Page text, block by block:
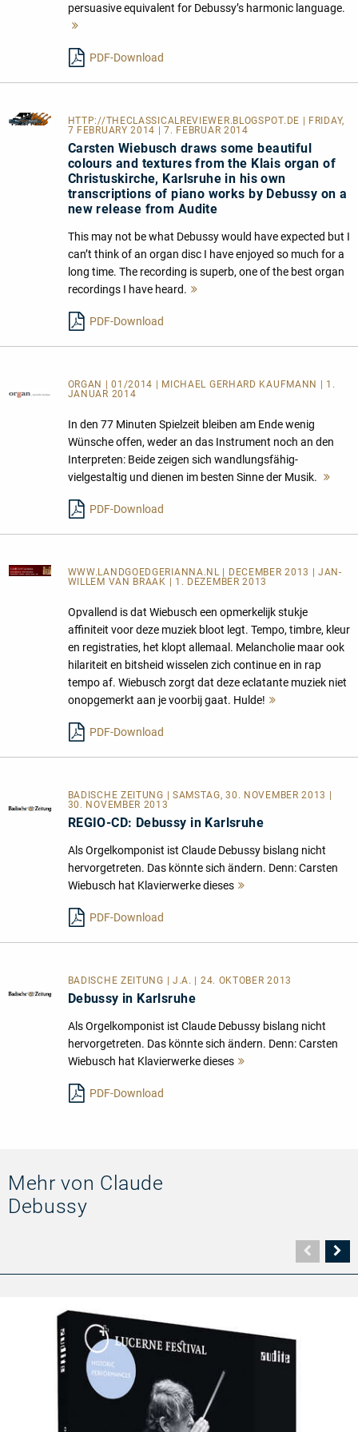
persuasive equivalent for Debussy’s harmonic language.
PDF-Download
HTTP://THECLASSICALREVIEWER.BLOGSPOT.DE | FRIDAY,
7 FEBRUARY 2014 | 7. FEBRUAR 2014
Carsten Wiebusch draws some beautiful
colours and textures from the Klais organ of
Christuskirche, Karlsruhe in his own
transcriptions of piano works by Debussy on a
new release from Audite
This may not be what Debussy would have expected but I
can’t think of an organ disc I have enjoyed so much for a
long time. The recording is superb, one of the best organ
recordings I have heard.
PDF-Download
ORGAN | 01/2014 | MICHAEL GERHARD KAUFMANN | 1.
JANUAR 2014
In den 77 Minuten Spielzeit bleiben am Ende wenig
Wünsche offen, weder an das Instrument noch an den
Interpreten: Beide zeigen sich wandlungsfähig-
vielgestaltig und dienen im besten Sinne der Musik.
PDF-Download
WWW.LANDGOEDGERIANNA.NL | DECEMBER 2013 | JAN-
WILLEM VAN BRAAK | 1. DEZEMBER 2013
Opvallend is dat Wiebusch een opmerkelijk stukje
affiniteit voor deze muziek bloot legt. Tempo, timbre, kleur
en registraties, het klopt allemaal. Melancholie maar ook
hilariteit en bitsheid wisselen zich continue en in rap
tempo af. Wiebusch zorgt dat deze eclatante muziek niet
onopgemerkt aan je voorbij gaat. Hulde!
PDF-Download
BADISCHE ZEITUNG | SAMSTAG, 30. NOVEMBER 2013 |
30. NOVEMBER 2013
REGIO-CD: Debussy in Karlsruhe
Als Orgelkomponist ist Claude Debussy bislang nicht
hervorgetreten. Das könnte sich ändern. Denn: Carsten
Wiebusch hat Klavierwerke dieses
PDF-Download
BADISCHE ZEITUNG | J.A. | 24. OKTOBER 2013
Debussy in Karlsruhe
Als Orgelkomponist ist Claude Debussy bislang nicht
hervorgetreten. Das könnte sich ändern. Denn: Carsten
Wiebusch hat Klavierwerke dieses
PDF-Download
Mehr von Claude
Debussy
Seite